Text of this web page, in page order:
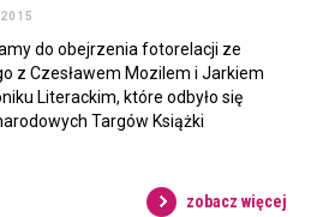
do obejrzenia fotorelacji ze
z Czesławem Mozilem i Jarkiem
Literackim, które odbyło się
Targów Książki
zobacz więcej